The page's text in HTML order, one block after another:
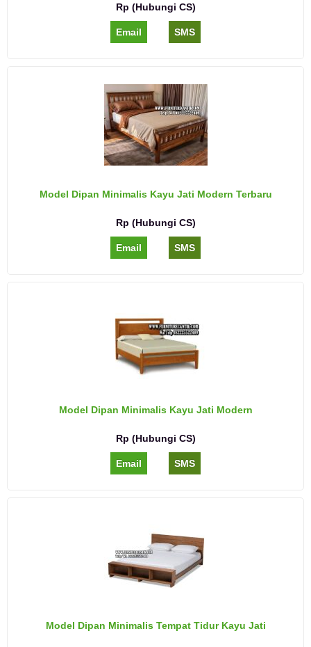
Rp (Hubungi CS)
Email SMS
Model Dipan Minimalis Kayu Jati Modern Terbaru
Rp (Hubungi CS)
Email SMS
Model Dipan Minimalis Kayu Jati Modern
Rp (Hubungi CS)
Email SMS
Model Dipan Minimalis Tempat Tidur Kayu Jati